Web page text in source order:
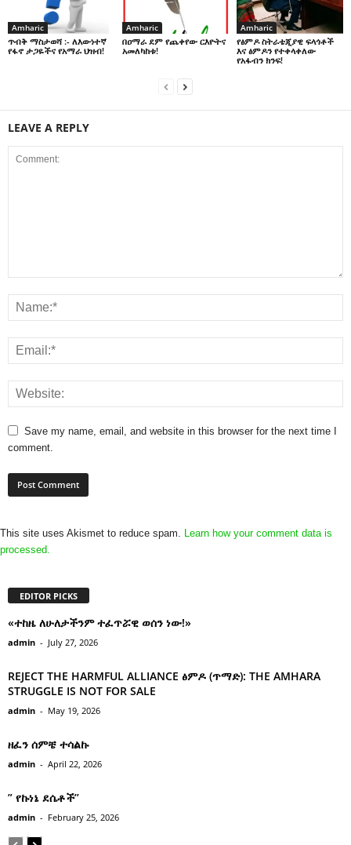
Amharic
ጥብቅ ማስታወሻ :- ለእውነተኛ
የፋኖ ታጋዬችና የአማራ ህዝብ!
Amharic
በዐማራ ደም የጨቀየው ርእዮትና
አመለካከቱ!
Amharic
የፅምዶ ስትራቴጂያዊ ፍላጎቶች
እና ፅምዶን የተቀላቀለው
የአፋብን ክንፍ!
LEAVE A REPLY
Save my name, email, and website in this browser for the next time I
comment.
This site uses Akismet to reduce spam. Learn how your comment data is
processed.
EDITOR PICKS
«ተከዜ ለሁለታችንም ተፈጥሯዊ ወሰን ነው!»
admin - July 27, 2026
REJECT THE HARMFUL ALLIANCE ፅምዶ (ጥማድ): THE AMHARA
STRUGGLE IS NOT FOR SALE
admin - May 19, 2026
ዘፈን ሰምቼ ተሳልኩ
admin - April 22, 2026
” የኩነኔ ደሴቶች’’
admin - February 25, 2026